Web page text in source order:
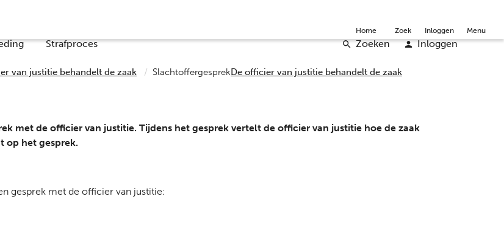
Strafproces Zoeken Inloggen
Home Zoek Inloggen Menu
van justitie behandelt de zaak SlachtoffergesprekDe officier van justitie behandelt de zaak
met de officier van justitie. Tijdens het gesprek vertelt de officier van justitie hoe de zaak
op het gesprek.
gesprek met de officier van justitie: